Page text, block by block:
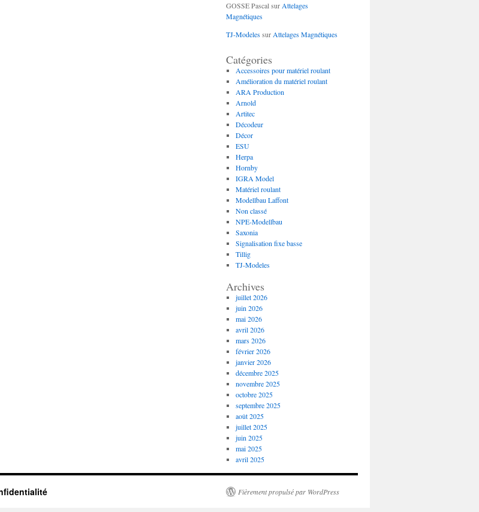
GOSSE PascalsurAttelages
Magnétiques
TJ-ModelessurAttelages Magnétiques
Catégories
Accessoires pour matériel roulant
Amélioration du matériel roulant
ARA Production
Arnold
Artitec
Décodeur
Décor
ESU
Herpa
Hornby
IGRA Model
Matériel roulant
Modellbau Laffont
Non classé
NPE-Modellbau
Saxonia
Signalisation fixe basse
Tillig
TJ-Modeles
Archives
juillet 2026
juin 2026
mai 2026
avril 2026
mars 2026
février 2026
janvier 2026
décembre 2025
novembre 2025
octobre 2025
septembre 2025
août 2025
juillet 2025
juin 2025
mai 2025
avril 2025
Fièrement propulsé par WordPress